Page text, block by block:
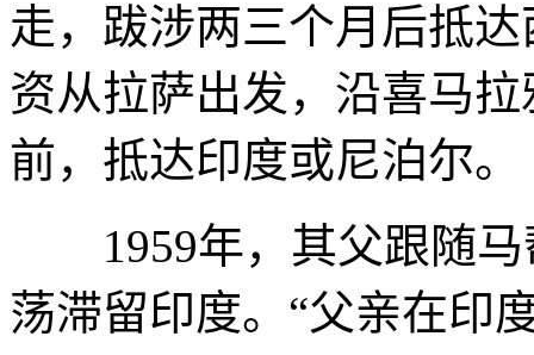
走，跋涉两三个月后抵
资从拉萨出发，沿喜马
前，抵达印度或尼泊尔。
1959年，其父跟随马
荡滞留印度。“父亲在印